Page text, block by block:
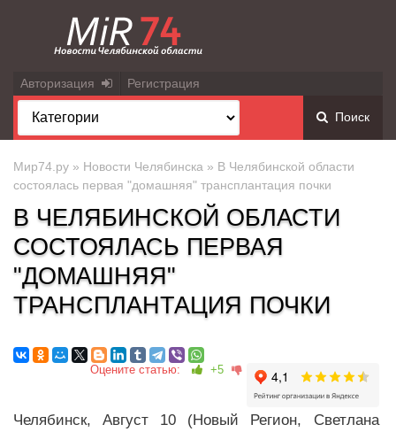
Авторизация Регистрация
Поиск
Мир74.ру » Новости Челябинска » В Челябинской области
состоялась первая "домашняя" трансплантация почки
В ЧЕЛЯБИНСКОЙ ОБЛАСТИ
СОСТОЯЛАСЬ ПЕРВАЯ
"ДОМАШНЯЯ"
ТРАНСПЛАНТАЦИЯ ПОЧКИ
Оцените статью: +5
Челябинск, Август 10 (Новый Регион, Светлана